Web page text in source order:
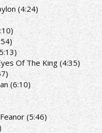
(4:24)
Of The King (4:35)
(6:10)
(5:46)